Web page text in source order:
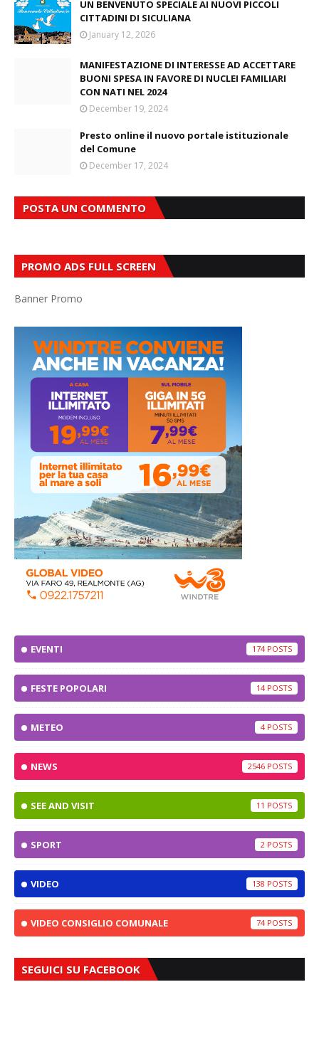
UN BENVENUTO SPECIALE AI NUOVI PICCOLI
CITTADINI DI SICULIANA
January 12, 2026
MANIFESTAZIONE DI INTERESSE AD ACCETTARE
BUONI SPESA IN FAVORE DI NUCLEI FAMILIARI
CON NATI NEL 2024
December 19, 2024
Presto online il nuovo portale istituzionale
del Comune
December 17, 2024
POSTA UN COMMENTO
PROMO ADS FULL SCREEN
Banner Promo
EVENTI 174
FESTE POPOLARI 14
METEO 4
NEWS 2546
SEE AND VISIT 11
SPORT 2
VIDEO 138
VIDEO CONSIGLIO COMUNALE 74
SEGUICI SU FACEBOOK